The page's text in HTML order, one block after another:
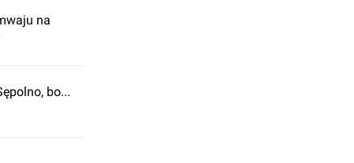
na
bo...